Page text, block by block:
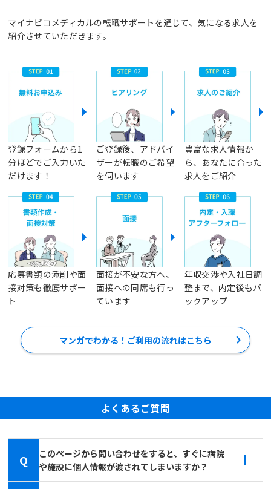
マイナビコメディカルの転職サポートを通じて、気になる求人を
紹介させていただきます。
登録フォームから1
分ほどでご入力いた
だけます！
ご登録後、アドバイ
ザーが転職のご希望
を伺います
豊富な求人情報か
ら、あなたに合った
求人をご紹介
応募書類の添削や面
接対策も徹底サポー
ト
面接が不安な方へ、
面接への同席も行っ
ています
年収交渉や入社日調
整まで、内定後もバ
ックアップ
マンガでわかる！ご利用の流れはこちら
よくあるご質問
Q
このページから問い合わせをすると、すぐに病院
や施設に個人情報が渡されてしまいますか？